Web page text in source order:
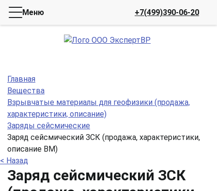
Меню +7(499)390-06-20
Главная
Вещества
Взрывчатые материалы для геофизики (продажа,
характеристики, описание)
Заряды сейсмические
Заряд сейсмический ЗСК (продажа, характеристики,
описание ВМ)
< Назад
Заряд сейсмический ЗСК